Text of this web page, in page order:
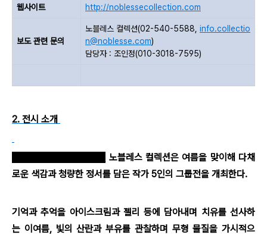
웹사이트 http://noblessecollection.com
보도 관련 문의
노블레스 컬렉션(02-540-5588, info.collectio
n@noblesse.com)
담당자 : 조인정(010-3018-7595)
2. 전시 소개
노블레스 컬렉션은 여름을 맞이해 다채
로운 색감과 청량한 정서를 담은 작가 5인의 그룹전을 개최한다.
기억과 추억을 아이스크림과 젤리 등에 담아내며 치유를 선사하
는 이여름, 빛의 산란과 부유를 관찰하며 무형 물질을 가시적으